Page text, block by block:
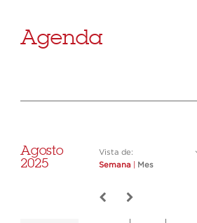
Agenda
Agosto
2025
Vista de:
Semana
Mes